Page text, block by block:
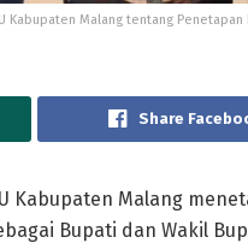
Kabupaten Malang tentang
Share
Kabupaten Malang
Bupati dan Wakil